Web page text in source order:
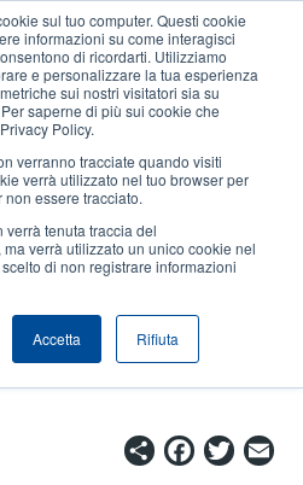
sul tuo computer. Questi cookie
informazioni su come interagisci
di ricordarti. Utilizziamo
e personalizzare la tua esperienza
sui nostri visitatori sia su
saperne di più sui cookie che
Policy.
verranno tracciate quando visiti
verrà utilizzato nel tuo browser per
essere tracciato.
verrà tenuta traccia del
verrà utilizzato un unico cookie nel
di non registrare informazioni
Accetta Rifiuta
User
account
User
Prodotti Contatto Vendite
nuovi tipi di
per
in conformità
SAP Printer
Share